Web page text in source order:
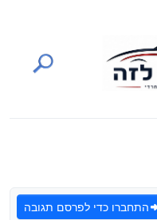
התחברו כדי לפרסם תגובה